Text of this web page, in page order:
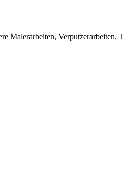
Malerarbeiten,